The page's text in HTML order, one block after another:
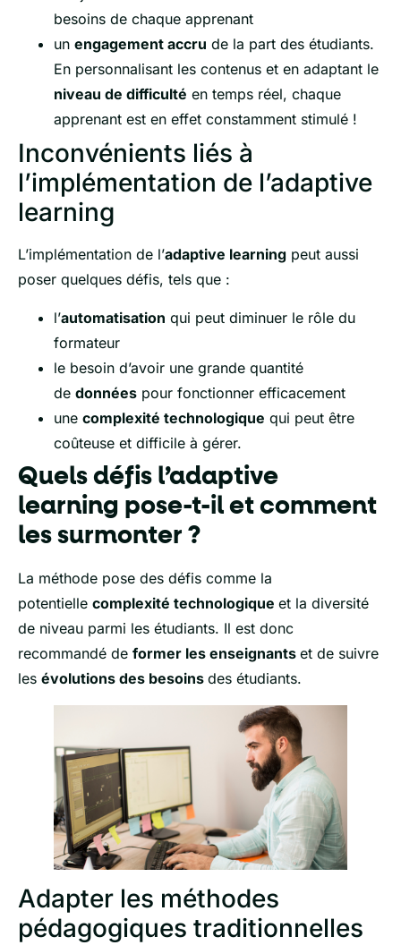
besoins de chaque apprenant
un engagement accru de la part des étudiants.
En personnalisant les contenus et en adaptant le
niveau de difficulté en temps réel, chaque
apprenant est en effet constamment stimulé !
Inconvénients liés à
l’implémentation de l’adaptive
learning
L’implémentation de l’adaptive learning peut aussi
poser quelques défis, tels que :
l’automatisation qui peut diminuer le rôle du
formateur
le besoin d’avoir une grande quantité
de données pour fonctionner efficacement
une complexité technologique qui peut être
coûteuse et difficile à gérer.
Quels défis l’adaptive
learning pose-t-il et comment
les surmonter ?
La méthode pose des défis comme la
potentielle complexité technologique et la diversité
de niveau parmi les étudiants. Il est donc
recommandé de former les enseignants et de suivre
les évolutions des besoins des étudiants.
Adapter les méthodes
pédagogiques traditionnelles